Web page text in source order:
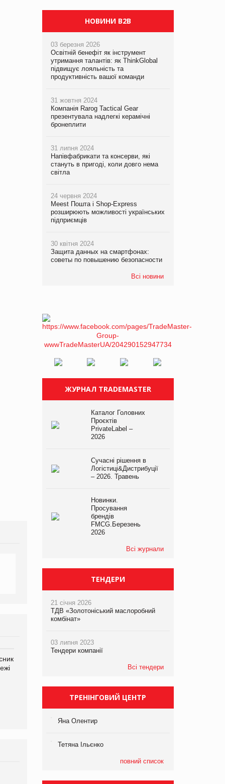
виробництва
компанії «УкраМарин»
НОВИНИ B2B
03 березня 2026
Освітній бенефіт як інструмент
утримання талантів: як ThinkGlobal
підвищує лояльність та
продуктивність вашої команди
31 жовтня 2024
Компанія Rarog Tactical Gear
презентувала надлегкі керамічні
бронеплити
31 липня 2024
Напівфабрикати та консерви, які
стануть в пригоді, коли довго нема
світла
24 червня 2024
Meest Пошта і Shop-Express
розширюють можливості українських
підприємців
30 квітня 2024
Защита данных на смартфонах:
советы по повышению безопасности
Всі новини
ЖУРНАЛ TRADEMASTER
Каталог Головних
Проєктів
PrivateLabel –
2026
Сучасні рішення в
Логістиці&Дистрибуції
– 2026. Травень
Новинки.
Просування
брендів
FMCG.Березень
2026
Всі журнали
ТЕНДЕРИ
21 січня 2026
ТДВ «Золотоніський маслоробний
комбінат»
03 липня 2023
Тендери компанії
Всі тендери
ТРЕНІНГОВИЙ ЦЕНТР
Яна Олентир
Тетяна Ільєнко
повний список